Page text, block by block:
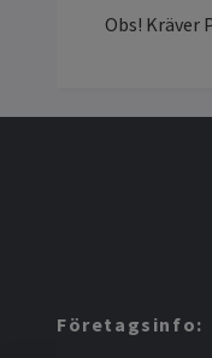
Obs! Kräver
Företagsinfo: